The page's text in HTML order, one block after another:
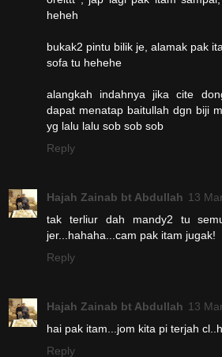
heheh
bukak2 pintu bilik je, alamak pak
sofa tu hehehe
alangkah indahnya jika cite
dapat menatap baitullah dgn biji
yg lalu lalu sob sob sob
Reply
Hajah Zainab bt Abdullah 13
tak terliur dah mandy2 tu
jer...hahaha...cam pak itam jugak!
Reply
Hajah Zainab bt Abdullah 13
hai pak itam...jom kita pi terjah
Reply